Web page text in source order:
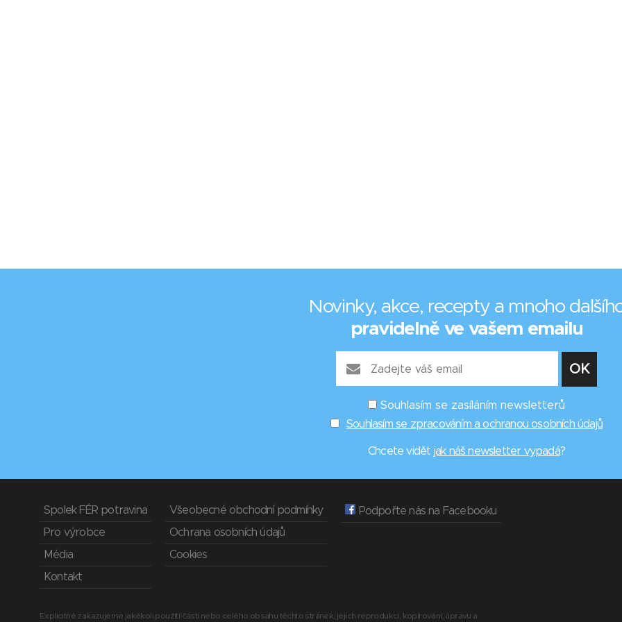
Novinky, akce, recepty a mnoho
pravidelně ve vašem emailu
Souhlasím se zasíláním newsletterů
Souhlasím se zpracováním a ochranou osobních údajů
Chcete vidět jak náš newsletter vypadá?
Spolek FÉR potravina
Pro výrobce
Média
Kontakt
Všeobecné obchodní podmínky
Ochrana osobních údajů
Cookies
Podpořte nás na Facebooku
Explicitně zakazujeme jakékoli použití části nebo celého obsahu těchto stránek, jejich reprodukci, kopírování, úpravu a